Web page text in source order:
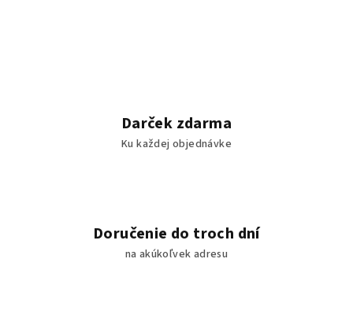
i
e
p
y
v
ý
Darček zdarma
Ku každej objednávke
Doručenie do troch dní
na akúkoľvek adresu